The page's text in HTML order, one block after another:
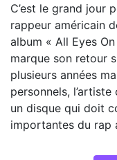
C’est le grand jour
rappeur américain
album « All Eyes
marque son retour
plusieurs années
personnels,
un disque qui doit
importantes du rap